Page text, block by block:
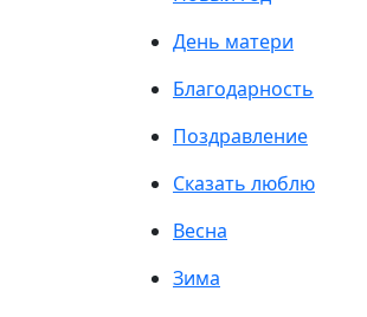
День матери
Благодарность
Поздравление
Сказать люблю
Весна
Зима